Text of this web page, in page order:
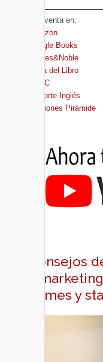
A la venta en:
Amazon
Google Books
Barnes&Noble
Casa del Libro
FNAC
El Corte Inglés
Ediciones Pirámide
Consejos
y
pymes y